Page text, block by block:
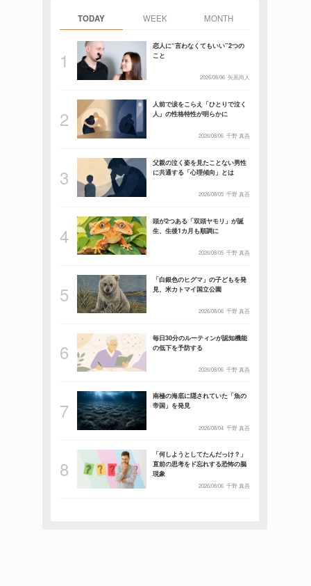
TODAY WEEK MONTH
恋人に“言わなくてもいい”2つの
こと
2026/08/06 矢黒尚人
人前で涙をこらえ「ひとりで泣く
人」の性格特性が明らかに
2026/08/06 千野 真吾
父親の泣く姿を見たことない男性
に共通する「心理傾向」とは
2026/08/05 千野 真吾
頭が2つある「双頭ヤモリ」が誕
生、生後1カ月も順調に
2026/08/05 千野 真吾
「白銀色のヒグマ」の子どもを発
見、米カトマイ国立公園
2026/08/06 千野 真吾
毎日30分のルーティンが認知機能
の低下を予防する
2026/08/06 千野 真吾
南極の海底に隠されていた「魚の
帝国」を発見
2026/08/04 千野 真吾
「何しようとしてたんだっけ？」
直前の思考をド忘れする恐怖の脳
現象
2026/08/06 千野 真吾